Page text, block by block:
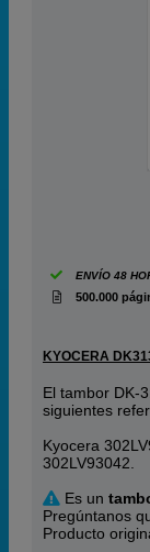
ENVÍO 48
500.000
KYOCERA
El tambor DK-
siguientes
Kyocera
302LV93042.
Es un
Pregúntanos
Producto